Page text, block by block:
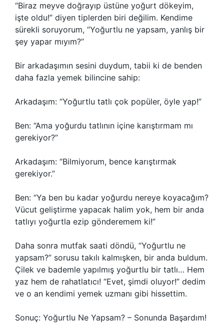
“Biraz meyve doğrayıp üstüne yoğurt dökeyim,
işte oldu!” diyen tiplerden biri değilim. Kendime
sürekli soruyorum, “Yoğurtlu ne yapsam, yanlış bir
şey yapar mıyım?”
Bir arkadaşımın sesini duydum, tabii ki de benden
daha fazla yemek bilincine sahip:
Arkadaşım: “Yoğurtlu tatlı çok popüler, öyle yap!”
Ben: “Ama yoğurdu tatlının içine karıştırmam mı
gerekiyor?”
Arkadaşım: “Bilmiyorum, bence karıştırmak
gerekiyor.”
Ben: “Ya ben bu kadar yoğurdu nereye koyacağım?
Vücut geliştirme yapacak halim yok, hem bir anda
tatlıyı yoğurtla ezip gönderemem ki!”
Daha sonra mutfak saati döndü, “Yoğurtlu ne
yapsam?” sorusu takılı kalmışken, bir anda buldum.
Çilek ve bademle yapılmış yoğurtlu bir tatlı… Hem
yaz hem de rahatlatıcı! “Evet, şimdi oluyor!” dedim
ve o an kendimi yemek uzmanı gibi hissettim.
Sonuç: Yoğurtlu Ne Yapsam? – Sonunda Başardım!